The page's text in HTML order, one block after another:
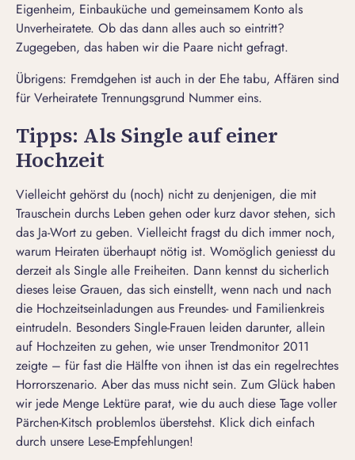
Eigenheim, Einbauküche und gemeinsamem Konto als
Unverheiratete. Ob das dann alles auch so eintritt?
Zugegeben, das haben wir die Paare nicht gefragt.
Übrigens: Fremdgehen ist auch in der Ehe tabu, Affären sind
für Verheiratete Trennungsgrund Nummer eins.
Tipps: Als Single auf einer
Hochzeit
Vielleicht gehörst du (noch) nicht zu denjenigen, die mit
Trauschein durchs Leben gehen oder kurz davor stehen, sich
das Ja-Wort zu geben. Vielleicht fragst du dich immer noch,
warum Heiraten überhaupt nötig ist. Womöglich geniesst du
derzeit als Single alle Freiheiten. Dann kennst du sicherlich
dieses leise Grauen, das sich einstellt, wenn nach und nach
die Hochzeitseinladungen aus Freundes- und Familienkreis
eintrudeln. Besonders Single-Frauen leiden darunter, allein
auf Hochzeiten zu gehen, wie unser Trendmonitor 2011
zeigte – für fast die Hälfte von ihnen ist das ein regelrechtes
Horrorszenario. Aber das muss nicht sein. Zum Glück haben
wir jede Menge Lektüre parat, wie du auch diese Tage voller
Pärchen-Kitsch problemlos überstehst. Klick dich einfach
durch unsere Lese-Empfehlungen!